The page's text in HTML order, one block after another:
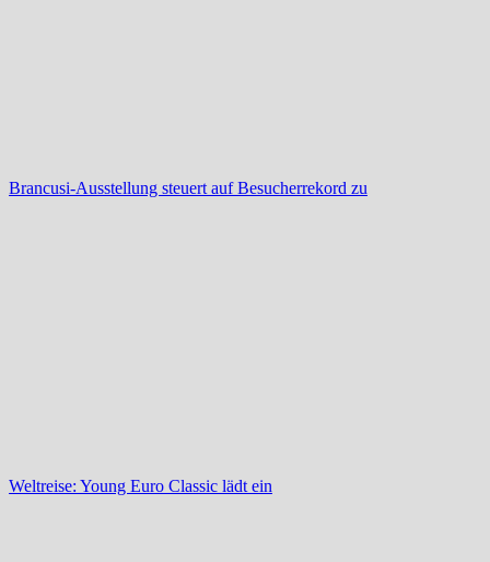
Brancusi-Ausstellung steuert auf Besucherrekord zu
Weltreise: Young Euro Classic lädt ein